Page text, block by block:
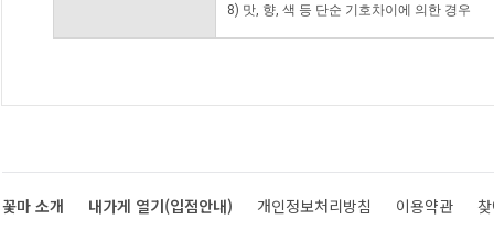
8) 맛, 향, 색 등 단순 기호차이에 의한 경우
꽃마 소개 내가게 열기(입점안내) 개인정보처리방침 이용약관